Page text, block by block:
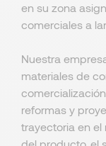
en su zona
comerciales a
Nuestra
materiales de
reformas y
trayectoria en